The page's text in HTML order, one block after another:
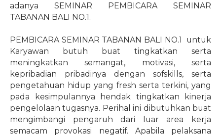
adanya SEMINAR PEMBICARA SEMINAR
TABANAN BALI NO.1.
PEMBICARA SEMINAR TABANAN BALI NO.1 untuk
Karyawan butuh buat tingkatkan serta
meningkatkan semangat, motivasi, serta
kepribadian pribadinya dengan sofskills, serta
pengetahuan hidup yang fresh serta terkini, yang
pada kesimpulannya hendak tingkatkan kinerja
pengelolaan tugasnya. Perihal ini dibutuhkan buat
mengimbangi pengaruh dari luar area kerja
semacam provokasi negatif. Apabila pelaksana